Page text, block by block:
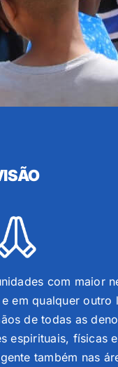
com maior
em qualquer outro
de todas as
espirituais, físicas
também nas